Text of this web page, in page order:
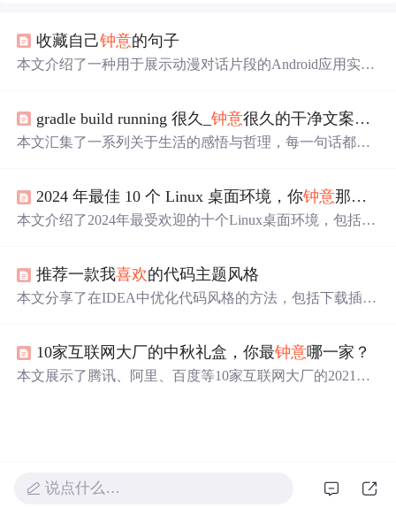
收藏自己钟意的句子
本文介绍了一种用于展示动漫对话片段的Android应用实
gradle build running 很久_钟意很久的干净文案语录
本文汇集了一系列关于生活的感悟与哲理，每一句话都是
及如何寻找生活中的小确幸。
2024 年最佳 10 个 Linux 桌面环境，你钟意那个？
本文介绍了2024年最受欢迎的十个Linux桌面环境，包括G
推荐一款我喜欢的代码主题风格
本文分享了在IDEA中优化代码风格的方法，包括下载插
10家互联网大厂的中秋礼盒，你最钟意哪一家？
本文展示了腾讯、阿里、百度等10家互联网大厂的2021年
说点什么…